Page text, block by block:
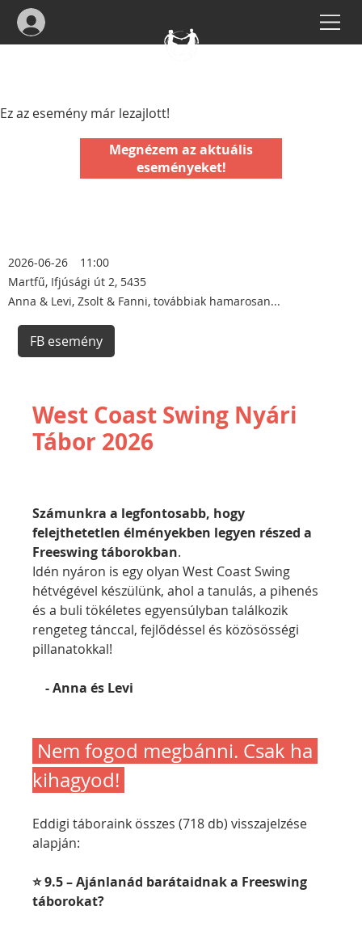
Ez az esemény már lezajlott!
Megnézem az aktuális
eseményeket!
2026-06-26
11:00
Martfű, Ifjúsági út 2, 5435
Anna & Levi, Zsolt & Fanni, továbbiak hamarosan...
FB esemény
West Coast Swing Nyári
Tábor 2026
Számunkra a legfontosabb, hogy
felejthetetlen élményekben legyen részed a
Freeswing táborokban.
Idén nyáron is egy olyan West Coast Swing
hétvégével készülünk, ahol a tanulás, a pihenés
és a buli tökéletes egyensúlyban találkozik
rengeteg tánccal, fejlődéssel és közösösségi
pillanatokkal!
    - Anna és Levi
Nem fogod megbánni. Csak ha
kihagyod!
Eddigi táboraink összes (718 db) visszajelzése
alapján:
⭐ 9.5 – Ajánlanád barátaidnak a Freeswing
táborokat?